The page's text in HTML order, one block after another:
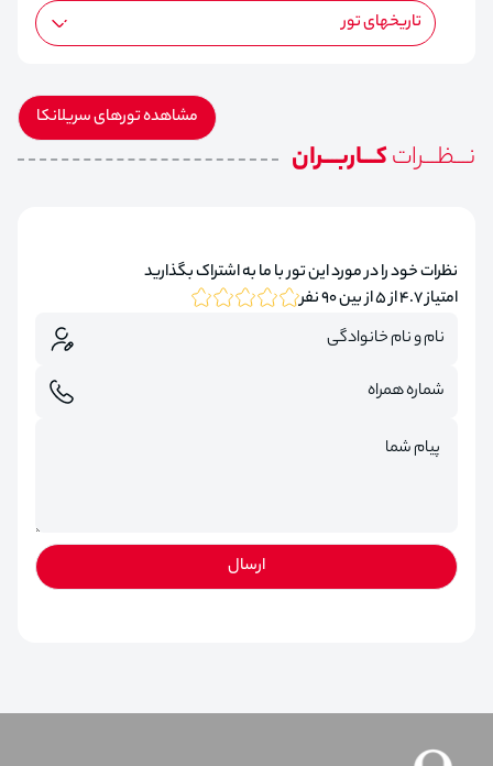
تاریخهای تور
مشاهده تورهای سریلانکا
نـــظـــراتکـــاربـــران
نظرات خود را در مورد این تور با ما به اشتراک بگذارید
امتیاز 4.7 از 5 از بین 90 نفر
ارسال